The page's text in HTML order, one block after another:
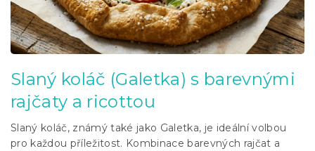
á
n
k
ů
Slaný koláč (Galetka) s barevnými
rajčaty a ricottou
Slaný koláč, známý také jako Galetka, je ideální volbou
pro každou příležitost. Kombinace barevných rajčat a